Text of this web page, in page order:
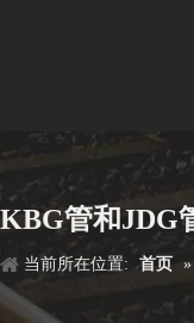
KBG管和JDG
当前所在位置: 首页 »